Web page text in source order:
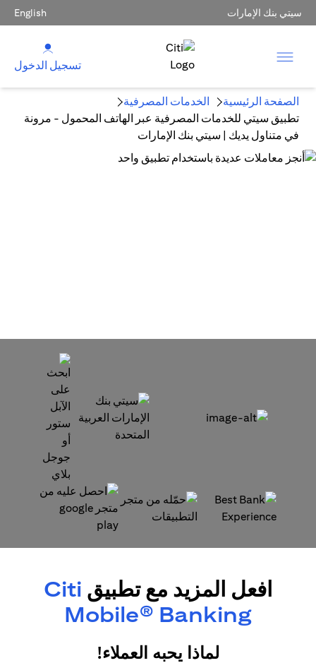
سيتي بنك الإمارات English
تسجيل الدخول
الصفحة الرئيسية
الخدمات المصرفية
تطبيق سيتي للخدمات المصرفية عبر الهاتف المحمول - مرونة
في متناول يديك | سيتي بنك الإمارات
افعل المزيد مع تطبيق Citi
Mobile® Banking
لماذا يحبه العملاء!